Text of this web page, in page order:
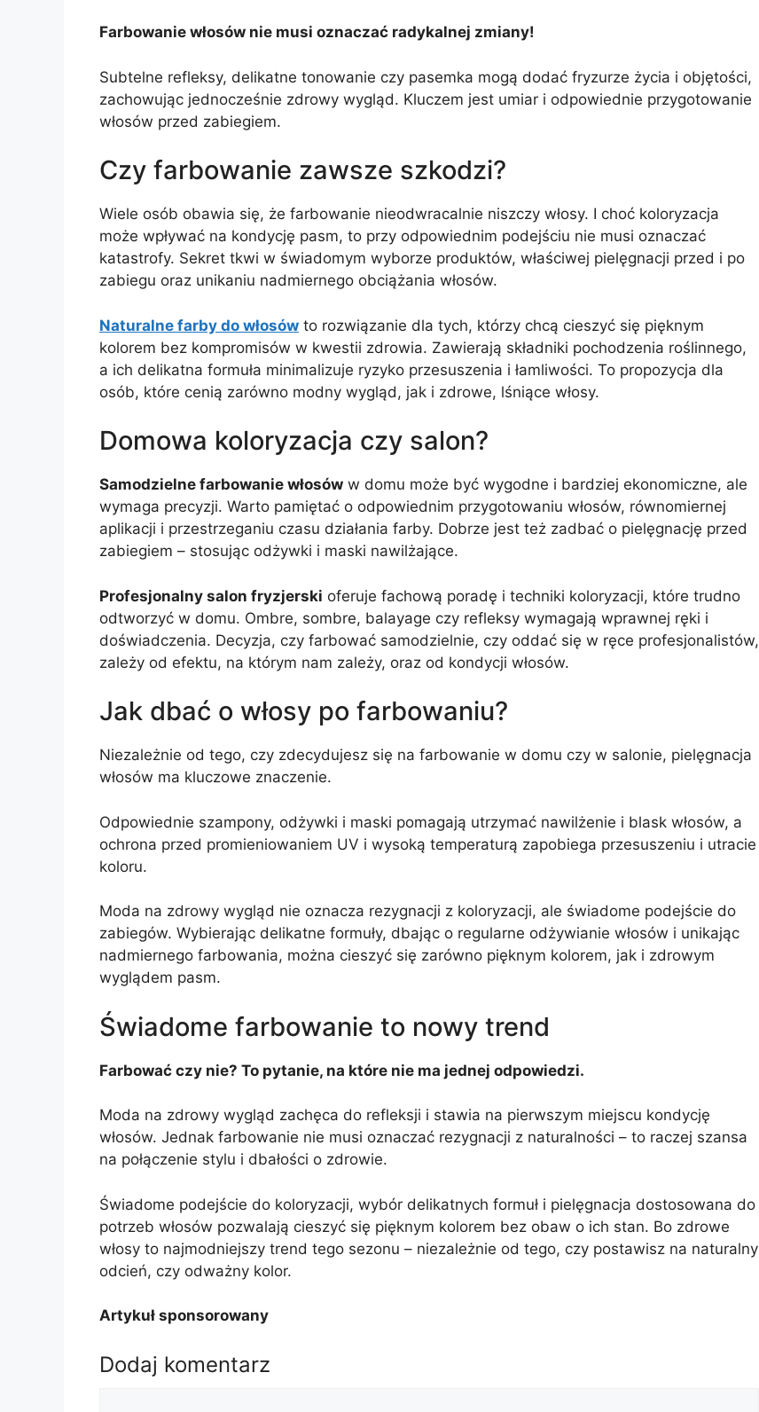
Farbowanie włosów nie musi oznaczać radykalnej zmiany!
Subtelne refleksy, delikatne tonowanie czy pasemka mogą dodać fryzurze życia i objętości,
zachowując jednocześnie zdrowy wygląd. Kluczem jest umiar i odpowiednie przygotowanie
włosów przed zabiegiem.
Czy farbowanie zawsze szkodzi?
Wiele osób obawia się, że farbowanie nieodwracalnie niszczy włosy. I choć koloryzacja
może wpływać na kondycję pasm, to przy odpowiednim podejściu nie musi oznaczać
katastrofy. Sekret tkwi w świadomym wyborze produktów, właściwej pielęgnacji przed i po
zabiegu oraz unikaniu nadmiernego obciążania włosów.
Naturalne farby do włosów to rozwiązanie dla tych, którzy chcą cieszyć się pięknym
kolorem bez kompromisów w kwestii zdrowia. Zawierają składniki pochodzenia roślinnego,
a ich delikatna formuła minimalizuje ryzyko przesuszenia i łamliwości. To propozycja dla
osób, które cenią zarówno modny wygląd, jak i zdrowe, lśniące włosy.
Domowa koloryzacja czy salon?
Samodzielne farbowanie włosów w domu może być wygodne i bardziej ekonomiczne, ale
wymaga precyzji. Warto pamiętać o odpowiednim przygotowaniu włosów, równomiernej
aplikacji i przestrzeganiu czasu działania farby. Dobrze jest też zadbać o pielęgnację przed
zabiegiem – stosując odżywki i maski nawilżające.
Profesjonalny salon fryzjerski oferuje fachową poradę i techniki koloryzacji, które trudno
odtworzyć w domu. Ombre, sombre, balayage czy refleksy wymagają wprawnej ręki i
doświadczenia. Decyzja, czy farbować samodzielnie, czy oddać się w ręce profesjonalistów,
zależy od efektu, na którym nam zależy, oraz od kondycji włosów.
Jak dbać o włosy po farbowaniu?
Niezależnie od tego, czy zdecydujesz się na farbowanie w domu czy w salonie, pielęgnacja
włosów ma kluczowe znaczenie.
Odpowiednie szampony, odżywki i maski pomagają utrzymać nawilżenie i blask włosów, a
ochrona przed promieniowaniem UV i wysoką temperaturą zapobiega przesuszeniu i utracie
koloru.
Moda na zdrowy wygląd nie oznacza rezygnacji z koloryzacji, ale świadome podejście do
zabiegów. Wybierając delikatne formuły, dbając o regularne odżywianie włosów i unikając
nadmiernego farbowania, można cieszyć się zarówno pięknym kolorem, jak i zdrowym
wyglądem pasm.
Świadome farbowanie to nowy trend
Farbować czy nie? To pytanie, na które nie ma jednej odpowiedzi.
Moda na zdrowy wygląd zachęca do refleksji i stawia na pierwszym miejscu kondycję
włosów. Jednak farbowanie nie musi oznaczać rezygnacji z naturalności – to raczej szansa
na połączenie stylu i dbałości o zdrowie.
Świadome podejście do koloryzacji, wybór delikatnych formuł i pielęgnacja dostosowana do
potrzeb włosów pozwalają cieszyć się pięknym kolorem bez obaw o ich stan. Bo zdrowe
włosy to najmodniejszy trend tego sezonu – niezależnie od tego, czy postawisz na naturalny
odcień, czy odważny kolor.
Artykuł sponsorowany
Dodaj komentarz